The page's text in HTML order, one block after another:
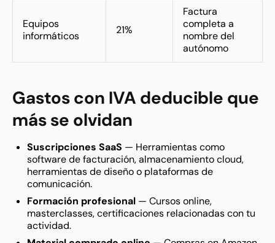
Equipos
informáticos
21%
Factura
completa a
nombre del
autónomo
Gastos con IVA deducible que
más se olvidan
Suscripciones SaaS — Herramientas como
software de facturación, almacenamiento cloud,
herramientas de diseño o plataformas de
comunicación.
Formación profesional — Cursos online,
masterclasses, certificaciones relacionadas con tu
actividad.